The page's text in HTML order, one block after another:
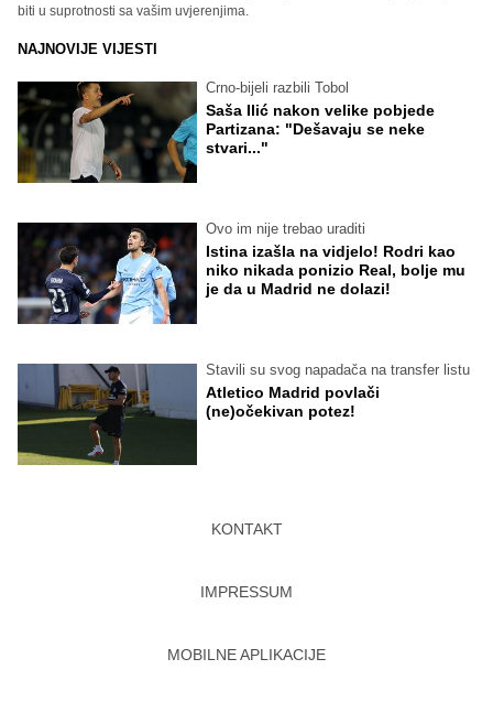
biti u suprotnosti sa vašim uvjerenjima.
NAJNOVIJE VIJESTI
Crno-bijeli razbili Tobol
Saša Ilić nakon velike pobjede
Partizana: "Dešavaju se neke
stvari..."
Ovo im nije trebao uraditi
Istina izašla na vidjelo! Rodri kao
niko nikada ponizio Real, bolje mu
je da u Madrid ne dolazi!
Stavili su svog napadača na transfer listu
Atletico Madrid povlači
(ne)očekivan potez!
KONTAKT
IMPRESSUM
MOBILNE APLIKACIJE